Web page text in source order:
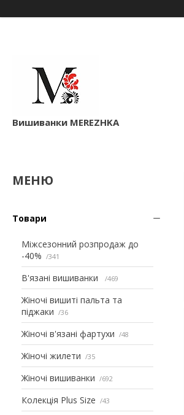
Вишиванки MEREZHKA
Товари
Міжсезонний розпродаж до
-40%
341
В'язані вишиванки 469
Жіночі вишиті пальта та
піджаки
36
Жіночі в'язані фартухи 48
Жіночі жилети 35
Жіночі вишиванки 692
Колекція Plus Size 43